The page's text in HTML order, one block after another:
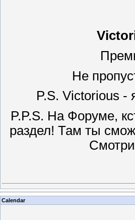
Не
P.S. Victorious -
P.P.S. На Форуме,
раздел! Там ты
Calendar